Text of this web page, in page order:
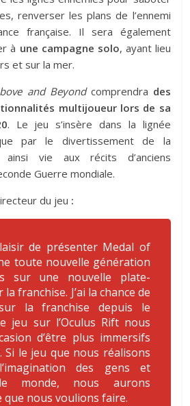
renverser les plans de l’ennemi
française. Il sera également
à une campagne solo, ayant lieu
et sur la mer.
and Beyondcomprendra des
multijoueur lors de sa
. Le jeu s’insère dans la lignée
par le divertissement de la
ainsi vie aux récits d’anciens
Guerre mondiale.
du jeu :
de présenter Medal of
toute nouvelle génération
sur une nouvelle plate-
la franchise. J’ai la chance de
la franchise depuis le
jeu sur l’Oculus Rift nous
d’être plus immersifs
Si le jeu que nous réalisons
des gens et
monde, nous aurons
que nous voulions faire.